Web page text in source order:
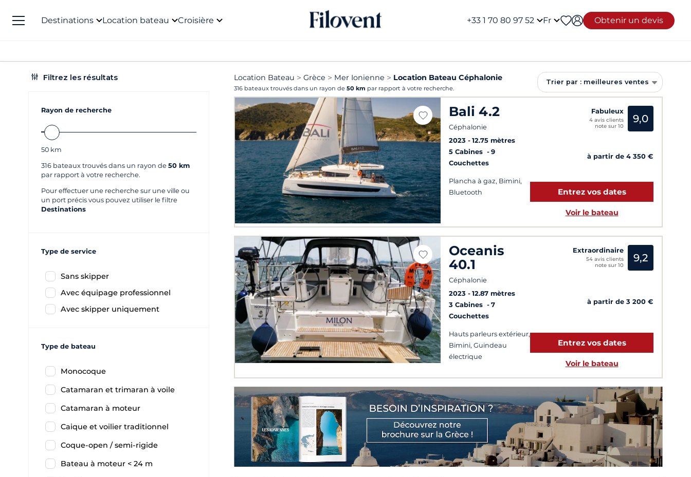
Destinations Location bateau Croisière +33 1 70 80 97 52 Fr Obtenir un devis
Filtrez les résultats
Rayon de recherche
50 km
316 bateaux trouvés dans un rayon de 50 km
par rapport à votre recherche.
Pour effectuer une recherche sur une ville ou
un port précis vous pouvez utiliser le filtre
Destinations
Type de service
Sans skipper
Avec équipage professionnel
Avec skipper uniquement
Type de bateau
Monocoque
Catamaran et trimaran à voile
Catamaran à moteur
Caique et voilier traditionnel
Coque-open / semi-rigide
Bateau à moteur < 24 m
Location Bateau Grèce Mer Ionienne Location Bateau Céphalonie
316 bateaux trouvés dans un rayon de 50 km par rapport à votre recherche.
Trier par : meilleures ventes
Bali 4.2
Céphalonie
2023
12.75 mètres
5 Cabines
9
Couchettes
Plancha à gaz, Bimini,
Bluetooth
Fabuleux
4 avis clients
note sur 10
9,0
à partir de 4 350 €
Entrez vos dates
Voir le bateau
Oceanis
40.1
Céphalonie
2023
12.87 mètres
3 Cabines
7
Couchettes
Hauts parleurs extérieur,
Bimini, Guindeau
électrique
Extraordinaire
54 avis clients
note sur 10
9,2
à partir de 3 200 €
Entrez vos dates
Voir le bateau